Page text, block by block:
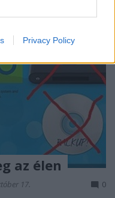
Privacy Policy
az élen
17. 0